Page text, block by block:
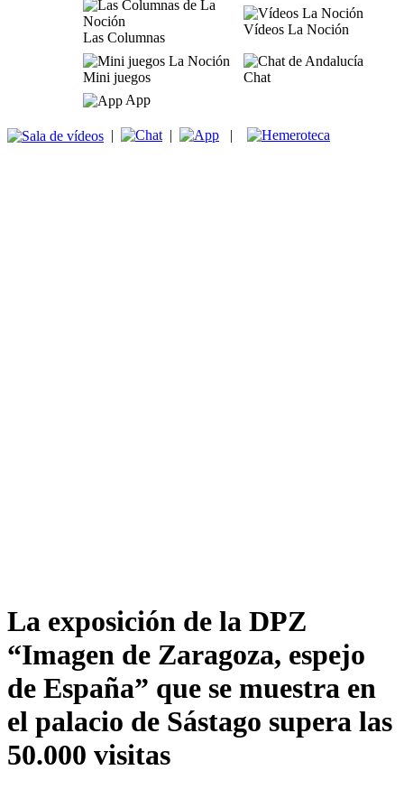
Las Columnas
Vídeos La Noción
Mini juegos
Chat
App
| | |
La exposición de la DPZ
“Imagen de Zaragoza, espejo
de España” que se muestra en
el palacio de Sástago supera las
50.000 visitas